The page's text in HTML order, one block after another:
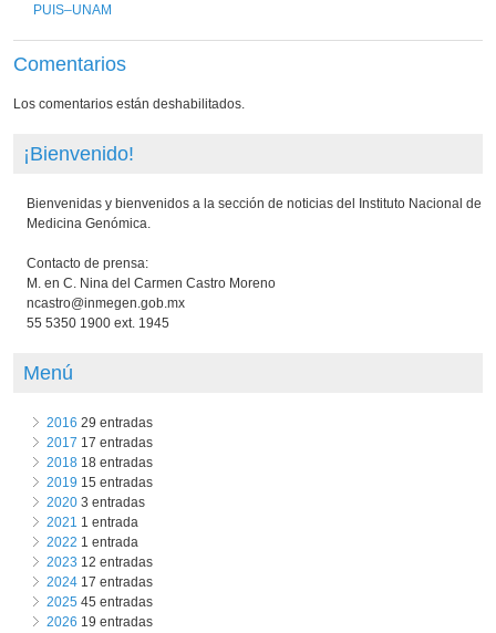
PUIS–UNAM
Comentarios
Los comentarios están deshabilitados.
¡Bienvenido!
Bienvenidas y bienvenidos a la sección de noticias del Instituto Nacional de
Medicina Genómica.
Contacto de prensa:
M. en C. Nina del Carmen Castro Moreno
ncastro@inmegen.gob.mx
55 5350 1900 ext. 1945
Menú
2016 29 entradas
2017 17 entradas
2018 18 entradas
2019 15 entradas
2020 3 entradas
2021 1 entrada
2022 1 entrada
2023 12 entradas
2024 17 entradas
2025 45 entradas
2026 19 entradas